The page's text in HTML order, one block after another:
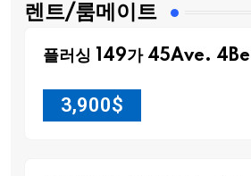
렌트/룸메이트
플러싱 149가 45Ave.
3,900$